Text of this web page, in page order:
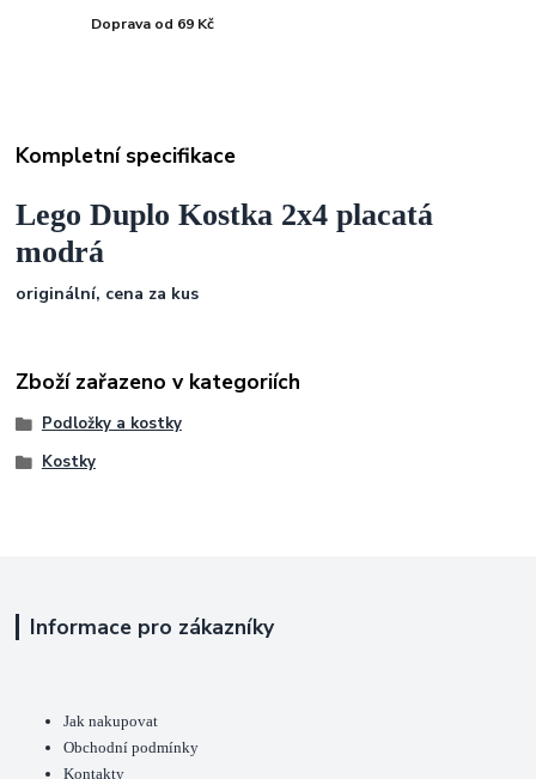
Doprava od 69 Kč
Kompletní specifikace
Lego Duplo Kostka 2x4 placatá
modrá
originální, cena za kus
Zboží zařazeno v kategoriích
Podložky a kostky
Kostky
Informace pro zákazníky
Jak nakupovat
Obchodní podmínky
Kontakty